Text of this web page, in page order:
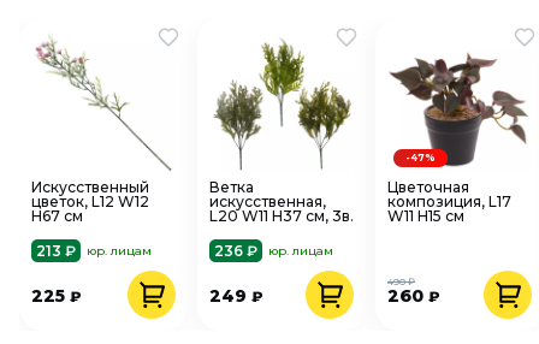
Искусственный
цветок, L12 W12
H67 см
213 ₽
юр. лицам
225 ₽
Ветка
искусственная,
L20 W11 H37 см, 3в.
236 ₽
юр. лицам
249 ₽
Цветочная
композиция, L17
W11 H15 см
260 ₽
490 ₽
-47%